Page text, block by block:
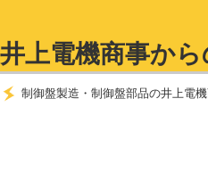
井上電機商事か
制御盤製造・制御盤部品の井上電